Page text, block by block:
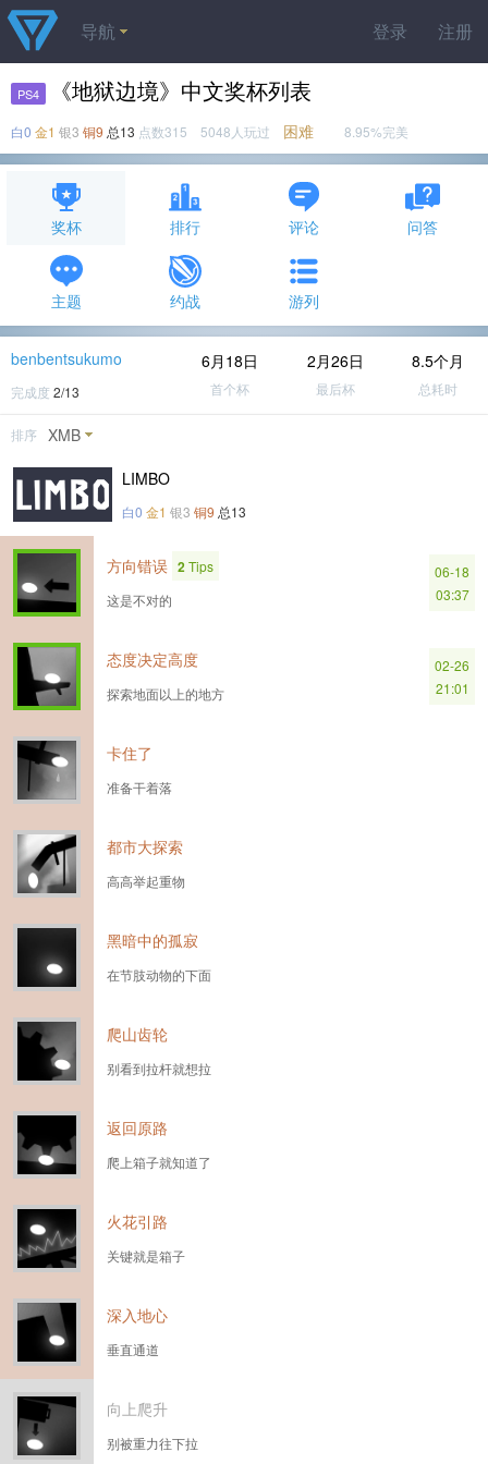
登录 注册
导航
PS4 《地狱边境》中文奖杯列表
白0 金1 银3 铜9 总13 点数315 5048人玩过 困难 8.95%完美
奖杯 排行 评论 问答
主题 约战 游列
benbentsukumo
完成度 2/13
6月18日
首个杯
2月26日
最后杯
8.5个月
总耗时
排序 XMB
LIMBO
白0 金1 银3 铜9 总13
方向错误 2Tips
这是不对的
06-18
03:37
态度决定高度
探索地面以上的地方
02-26
21:01
卡住了
准备干着落
都市大探索
高高举起重物
黑暗中的孤寂
在节肢动物的下面
爬山齿轮
别看到拉杆就想拉
返回原路
爬上箱子就知道了
火花引路
关键就是箱子
深入地心
垂直通道
向上爬升
别被重力往下拉